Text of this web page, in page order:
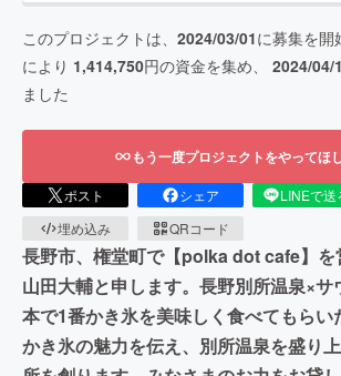
このプロジェクトは、 2024/03/01に募集を開
により 1,414,750円の資金を集め、 2024/04/
ました
もう一度プロジェクトをやってほ
ポスト シェア LINEで送
埋め込み
QRコード
長野市、権堂町で【polka dot cafe】を
山田大輔と申します。長野別所温泉×サ
本で1番かき氷を美味しく食べてもらい
かき氷の魅力を伝え、別所温泉を盛り